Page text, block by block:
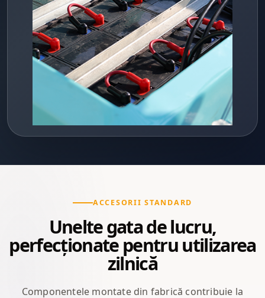
ACCESORII STANDARD
Unelte gata de lucru,
perfecționate pentru utilizarea
zilnică
Componentele montate din fabrică contribuie la